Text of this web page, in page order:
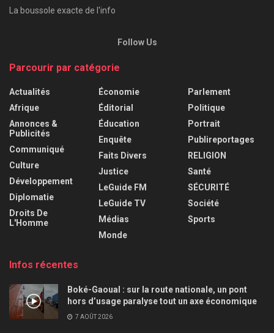
La boussole exacte de l'info
Follow Us
Parcourir par catégorie
Actualités
Afrique
Annonces &
Publicités
Communiqué
Culture
Développement
Diplomatie
Droits De
L'Homme
Économie
Éditorial
Éducation
Enquête
Faits Divers
Justice
LeGuide FM
LeGuide TV
Médias
Monde
Parlement
Politique
Portrait
Publireportages
RELIGION
Santé
SÉCURITÉ
Société
Sports
Infos récentes
Boké-Gaoual : sur la route nationale, un pont
hors d’usage paralyse tout un axe économique
7 AOÛT 2026